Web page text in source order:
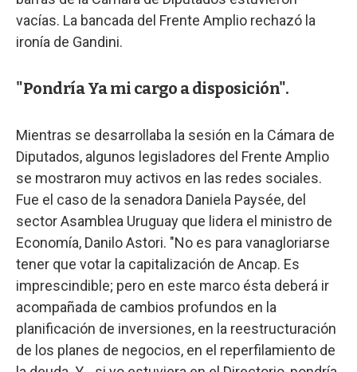
vacías. La bancada del Frente Amplio rechazó la
ironía de Gandini.
"Pondría Ya mi cargo a disposición".
Mientras se desarrollaba la sesión en la Cámara de
Diputados, algunos legisladores del Frente Amplio
se mostraron muy activos en las redes sociales.
Fue el caso de la senadora Daniela Paysée, del
sector Asamblea Uruguay que lidera el ministro de
Economía, Danilo Astori. "No es para vanagloriarse
tener que votar la capitalización de Ancap. Es
imprescindible; pero en este marco ésta deberá ir
acompañada de cambios profundos en la
planificación de inversiones, en la reestructuración
de los planes de negocios, en el reperfilamiento de